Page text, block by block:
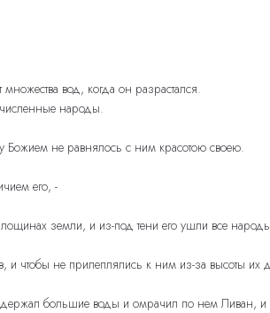
вод, когда он разрастался.
народы.
Божием не равнялось с ним красотою своею.
его, -
земли, и из-под тени его ушли все
и чтобы не прилеплялись к ним из-за высоты
большие воды и омрачил по нем Ливан,